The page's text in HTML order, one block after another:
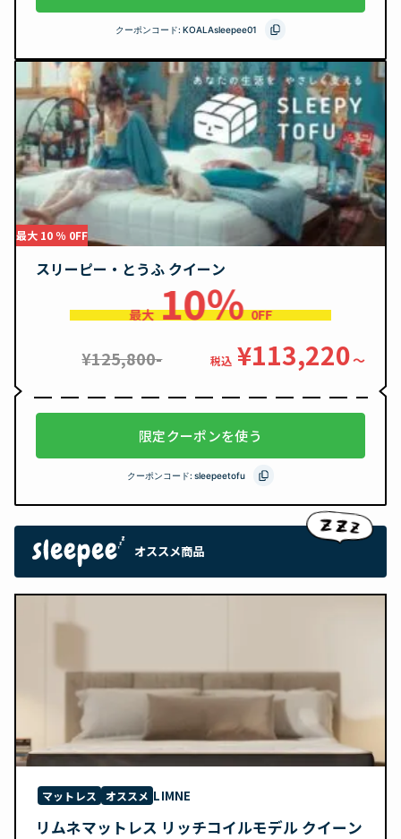
クーポンコード: KOALAsleepee01
最大 10 ％ 0FF
スリーピー・とうふ クイーン
最大 10％ 0FF
¥125,800- 税込 ¥113,220〜
限定クーポンを使う
クーポンコード: sleepeetofu
オススメ商品
マットレス オススメ LIMNE
リムネマットレス リッチコイルモデル クイーン